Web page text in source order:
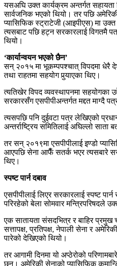
यसअघि उक्त कार्यक्रम अन्तर्गत
सार्वजनिक भएको थियो। तर पछि
प्यासिफिक स्ट्राटेजी (आइपीएस) मा
त्यसबाट पछि हट्न सरकारलाई विगतमै
थियो।
‘कार्यान्वयन भएको छैन’
सन् २०१५ मा भूकम्पपश्चात् विपदमा धेरै
तथा राहतमा सहयोग पुर्‍याएका थिए।
त्यतिखेर विपद व्यवस्थापनमा सहयोगका
सरकारसँग एसपीपीअन्तर्गत मद्दत माग्दै
त्यसपछि पनि दुईवटा पत्र लेखिएको
अन्तर्राष्ट्रिय समितिलाई अघिल्लो साता
तर सन् २०१९मा एसपीपीलाई इण्डो
आएपछि सेना आफैँ सतर्क भएर त्यसबारे
थिए।
स्पष्ट पार्न दबाव
एसपीपीलाई लिएर सरकारलाई स्पष्ट पार्न
परिरहेको बेला सोमवार मन्त्रिपरिषदले
एक सातायता संसदभित्र र बाहिर प्रमुख
सत्तापक्ष, प्रतिपक्ष, नेपाली सेना र
पारेको देखिएको थियो।
तर आगामी दिनमा यो अप्ठेरोको
छन्। अमेरिकी सेनाको प्यासिफिक